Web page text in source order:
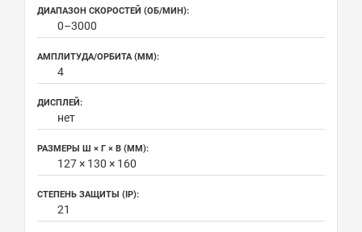
ДИАПАЗОН СКОРОСТЕЙ (ОБ/МИН):
0–3000
АМПЛИТУДА/ОРБИТА (ММ):
4
ДИСПЛЕЙ:
нет
РАЗМЕРЫ Ш × Г × В (ММ):
127 × 130 × 160
СТЕПЕНЬ ЗАЩИТЫ (IP):
21